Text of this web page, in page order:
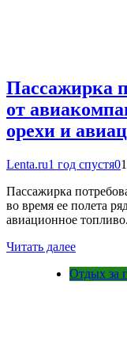
Пассажирка
от
орехи и
Lenta.ru1 год спустя0
Пассажирка
во время ее полета
авиационное топливо.
Читать далее
Отдых за